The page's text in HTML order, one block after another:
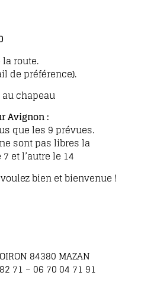
la route.
de préférence).
chapeau
Avignon :
que les 9 prévues.
sont pas libres la
et l’autre le 14
bien et bienvenue !
84380 MAZAN
71 – 06 70 04 71 91